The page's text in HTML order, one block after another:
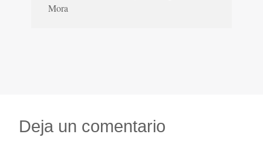
Mora
Deja un comentario